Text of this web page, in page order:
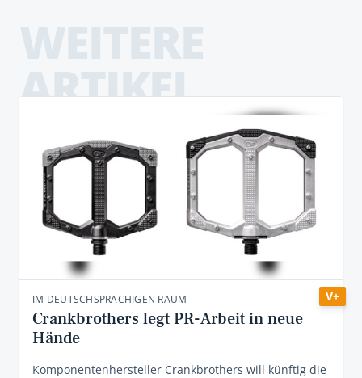
ARTIKEL
V+
IM DEUTSCHSPRACHIGEN RAUM
Crankbrothers legt PR-Arbeit in neue
Hände
Komponentenhersteller Crankbrothers will künftig die